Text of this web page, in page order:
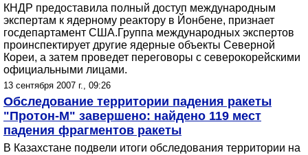
КНДР предоставила полный доступ международным
экспертам к ядерному реактору в Йонбене, признает
госдепартамент США.Группа международных экспертов
проинспектирует другие ядерные объекты Северной
Кореи, а затем проведет переговоры с северокорейскими
официальными лицами.
13 сентября 2007 г., 09:26
Обследование территории падения ракеты
"Протон-М" завершено: найдено 119 мест
падения фрагментов ракеты
В Казахстане подвели итоги обследования территории на